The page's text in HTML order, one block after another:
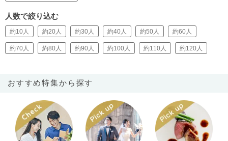
人数で絞り込む
約10人 約20人 約30人 約40人 約50人 約60人
約70人 約80人 約90人 約100人 約110人 約120人
おすすめ特集から探す